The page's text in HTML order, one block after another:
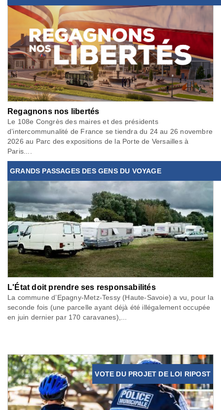
Regagnons nos libertés
Le 108e Congrès des maires et des présidents
d’intercommunalité de France se tiendra du 24 au 26 novembre
2026 au Parc des expositions de la Porte de Versailles à
Paris....
GRANDS PASSAGES DES GENS DU VOYAGE
L'État doit prendre ses responsabilités
La commune d’Epagny-Metz-Tessy (Haute-Savoie) a vu, pour la
seconde fois (une parcelle ayant déjà été illégalement occupée
en juin dernier par 170 caravanes),...
VOTE DU PROJET DE LOI RIPOST